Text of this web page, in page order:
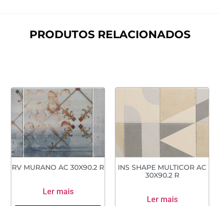
PRODUTOS RELACIONADOS
RV MURANO AC 30X90.2 R
Ler mais
INS SHAPE MULTICOR AC
30X90.2 R
Ler mais